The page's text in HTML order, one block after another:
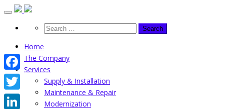
Skip
content
Home
The Company
Services
Supply & Installation
Maintenance & Repair
Modernization
Facebook
Twitter